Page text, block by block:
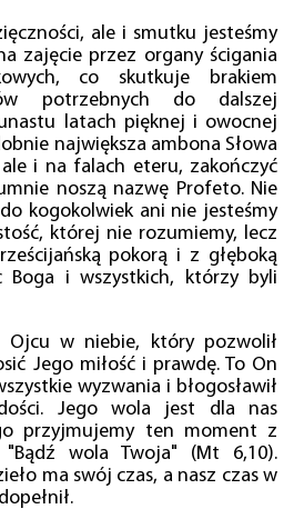
ale i smutku jesteśmy
zajęcie przez organy ścigania
co skutkuje brakiem
potrzebnych do dalszej
latach pięknej i owocnej
największa ambona Słowa
i na falach eteru, zakończyć
noszą nazwę Profeto. Nie
kogokolwiek ani nie jesteśmy
której nie rozumiemy, lecz
pokorą i z głęboką
Boga i wszystkich, którzy byli
Ojcu w niebie, który pozwolił
Jego miłość i prawdę. To On
wyzwania i błogosławił
Jego wola jest dla nas
przyjmujemy ten moment z
wola Twoja" (Mt 6,10).
ma swój czas, a nasz czas w